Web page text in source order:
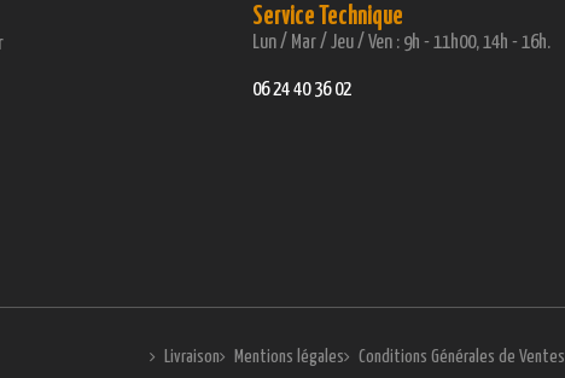
Service Technique
Lun / Mar / Jeu / Ven : 9h - 11h00, 14h - 16h.
06 24 40 36 02
Livraison Mentions légales Conditions Générales de Ventes